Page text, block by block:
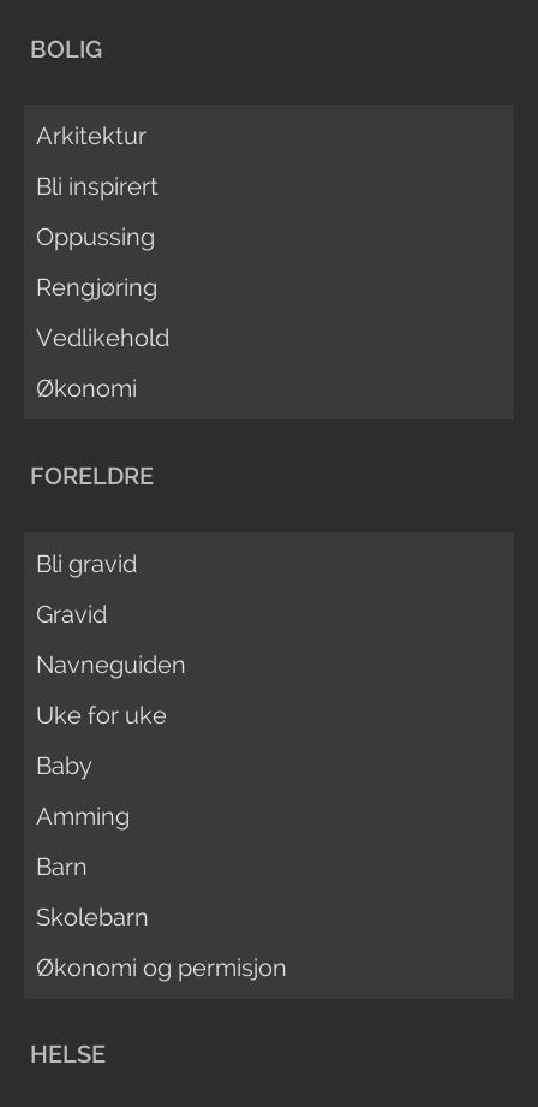
BOLIG
Arkitektur
Bli inspirert
Oppussing
Rengjøring
Vedlikehold
Økonomi
FORELDRE
Bli gravid
Gravid
Navneguiden
Uke for uke
Baby
Amming
Barn
Skolebarn
Økonomi og permisjon
HELSE